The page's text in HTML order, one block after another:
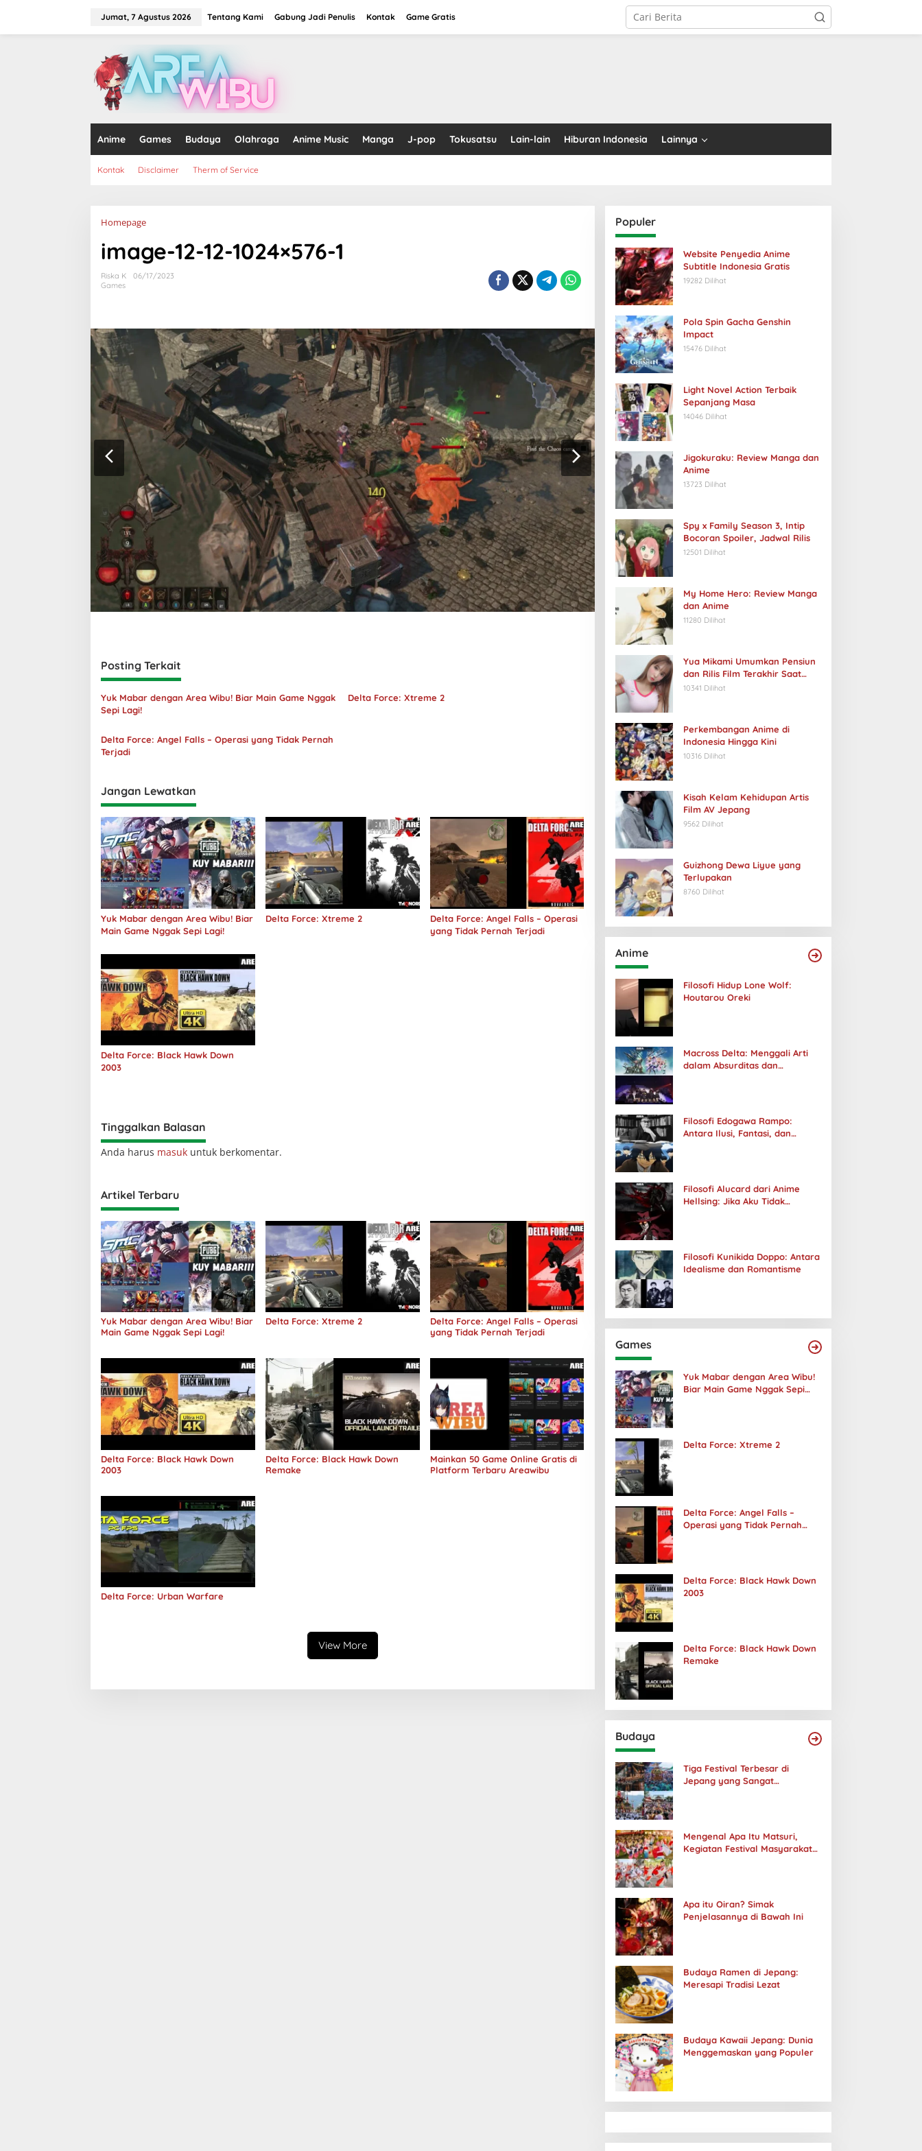
Jumat, 7 Agustus 2026 Tentang Kami Gabung Jadi Penulis Kontak Game Gratis
Anime Games Budaya Olahraga Anime Music Manga J-pop Tokusatsu Lain-lain Hiburan Indonesia Lainnya
Kontak Disclaimer Therm of Service
HomepageLampiran
image-12-12-1024×576-1
Riska K
06/17/2023
Games
Posting Terkait
Yuk Mabar dengan Area Wibu! Biar Main Game Nggak
Sepi Lagi!
Delta Force: Xtreme 2
Delta Force: Angel Falls – Operasi yang Tidak Pernah
Terjadi
Jangan Lewatkan
Yuk Mabar dengan Area Wibu! Biar
Main Game Nggak Sepi Lagi!
Delta Force: Xtreme 2
Delta Force: Angel Falls – Operasi
yang Tidak Pernah Terjadi
Delta Force: Black Hawk Down
2003
Tinggalkan Balasan
Anda harus masuk untuk berkomentar.
Artikel Terbaru
Yuk Mabar dengan Area Wibu! Biar
Main Game Nggak Sepi Lagi!
Delta Force: Xtreme 2
Delta Force: Angel Falls – Operasi
yang Tidak Pernah Terjadi
Delta Force: Black Hawk Down
2003
Delta Force: Black Hawk Down
Remake
Mainkan 50 Game Online Gratis di
Platform Terbaru Areawibu
Delta Force: Urban Warfare
View More
Populer
Website Penyedia Anime
Subtitle Indonesia Gratis
19282 Dilihat
Pola Spin Gacha Genshin
Impact
15476 Dilihat
Light Novel Action Terbaik
Sepanjang Masa
14046 Dilihat
Jigokuraku: Review Manga dan
Anime
13723 Dilihat
Spy x Family Season 3, Intip
Bocoran Spoiler, Jadwal Rilis
12501 Dilihat
My Home Hero: Review Manga
dan Anime
11280 Dilihat
Yua Mikami Umumkan Pensiun
dan Rilis Film Terakhir Saat
Ulang Tahun
10341 Dilihat
Perkembangan Anime di
Indonesia Hingga Kini
10316 Dilihat
Kisah Kelam Kehidupan Artis
Film AV Jepang
9562 Dilihat
Guizhong Dewa Liyue yang
Terlupakan
8760 Dilihat
Anime
Filosofi Hidup Lone Wolf:
Houtarou Oreki
Macross Delta: Menggali Arti
dalam Absurditas dan
Filosofi Edogawa Rampo:
Antara Ilusi, Fantasi, dan
Filosofi Alucard dari Anime
Hellsing: Jika Aku Tidak
Filosofi Kunikida Doppo: Antara
Idealisme dan Romantisme
Games
Yuk Mabar dengan Area Wibu!
Biar Main Game Nggak Sepi
Delta Force: Xtreme 2
Delta Force: Angel Falls –
Operasi yang Tidak Pernah
Delta Force: Black Hawk Down
2003
Delta Force: Black Hawk Down
Remake
Budaya
Tiga Festival Terbesar di
Jepang yang Sangat
Mengenal Apa Itu Matsuri,
Kegiatan Festival Masyarakat
Apa itu Oiran? Simak
Penjelasannya di Bawah Ini
Budaya Ramen di Jepang:
Meresapi Tradisi Lezat
Budaya Kawaii Jepang: Dunia
Menggemaskan yang Populer